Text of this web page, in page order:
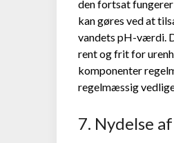
den fortsat
kan gøres ved at
vandets pH-værdi.
rent og frit for
komponenter
regelmæssig
7. Nydelse